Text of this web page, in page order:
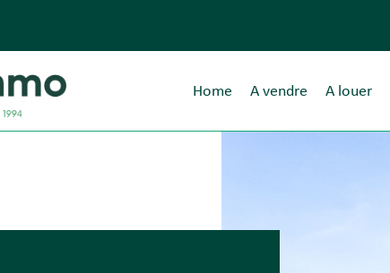
Home A vendre A louer